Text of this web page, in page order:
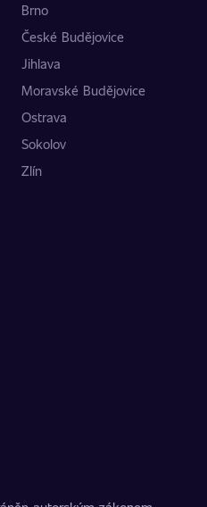
Brno
České Budějovice
Jihlava
Moravské Budějovice
Ostrava
Sokolov
Zlín